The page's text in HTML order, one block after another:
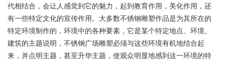
代相结合，会让人感觉到它的魅力，起到教育作用，美化作用，还
有一些特定文化的宣传作用。大多数不锈钢雕塑作品是为其所在的
特定环境制作的，环境中的各种要素，它是某个特定地点、环境、
建筑的主题说明，不锈钢广场雕塑必须与这些环境有机地结合起
来，并点明主题，甚至升华主题，使观众明显地感到这一环境的特